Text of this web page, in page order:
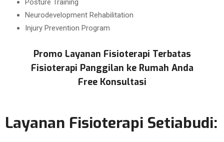
Posture Training
Neurodevelopment Rehabilitation
Injury Prevention Program
Promo Layanan Fisioterapi Terbatas
Fisioterapi Panggilan ke Rumah Anda
Free Konsultasi
Layanan Fisioterapi Setiabudi: